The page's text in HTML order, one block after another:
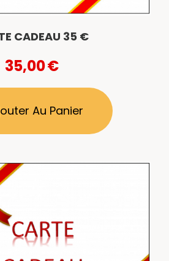
CADEAU 35 €
35,00€
Au Panier